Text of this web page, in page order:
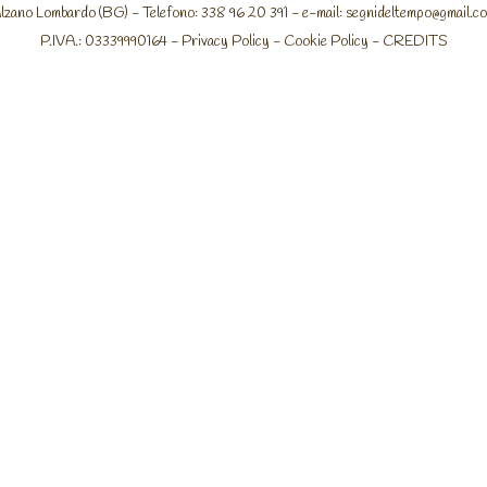
Lombardo (BG) - Telefono: 338 96 20 391 - e-mail:
P.IVA.: 03339990164 - Privacy Policy - Cookie Policy - CREDITS